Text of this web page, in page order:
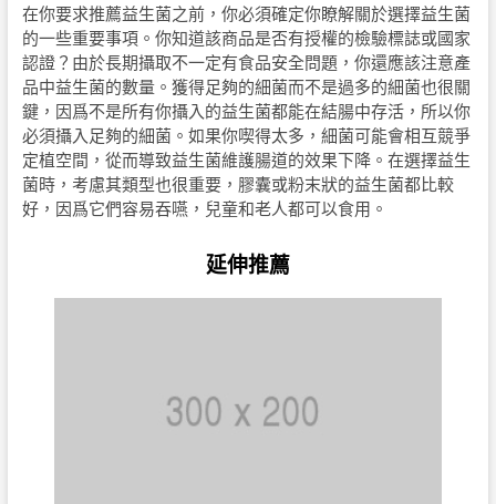
在你要求推薦益生菌之前，你必須確定你瞭解關於選擇益生菌
的一些重要事項。你知道該商品是否有授權的檢驗標誌或國家
認證？由於長期攝取不一定有食品安全問題，你還應該注意產
品中益生菌的數量。獲得足夠的細菌而不是過多的細菌也很關
鍵，因爲不是所有你攝入的益生菌都能在結腸中存活，所以你
必須攝入足夠的細菌。如果你喫得太多，細菌可能會相互競爭
定植空間，從而導致益生菌維護腸道的效果下降。在選擇益生
菌時，考慮其類型也很重要，膠囊或粉末狀的益生菌都比較
好，因爲它們容易吞嚥，兒童和老人都可以食用。
延伸推薦